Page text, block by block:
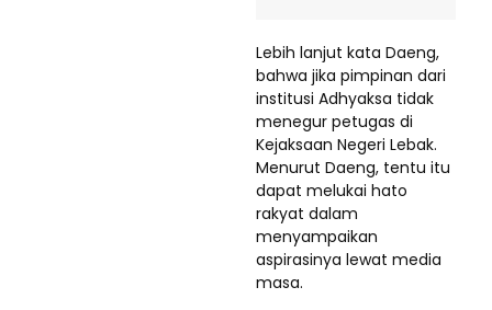
Lebih lanjut kata Daeng,
bahwa jika pimpinan dari
institusi Adhyaksa tidak
menegur petugas di
Kejaksaan Negeri Lebak.
Menurut Daeng, tentu itu
dapat melukai hato
rakyat dalam
menyampaikan
aspirasinya lewat media
masa.